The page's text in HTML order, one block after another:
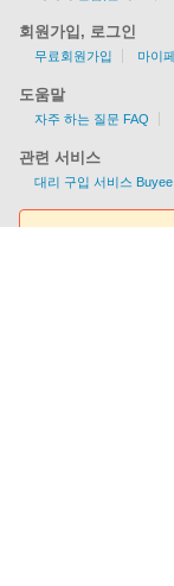
회원가입, 로그인
무료회원가입 마이
도움말
자주 하는 질문 FAQ
관련 서비스
대리 구입 서비스 Buyee